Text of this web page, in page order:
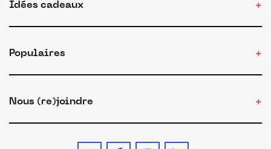
Idées cadeaux
Populaires
Nous (re)joindre